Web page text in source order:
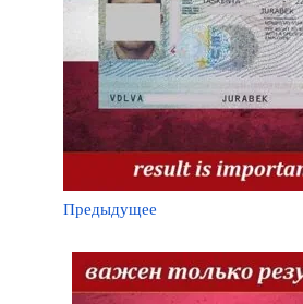
Предыдущее